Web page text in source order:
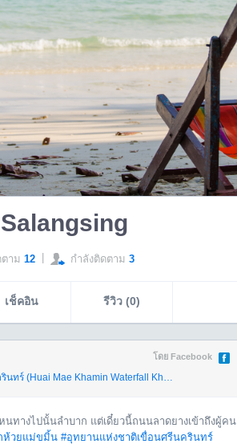
าม 12| กำลังติดตาม 3
เช็คอิน รีวิว (0)
โดย Facebook
Khamin Waterfall Khuean Srinagarindra Na
ทางไปนั้นลำบาก แต่เดี๋ยวนี้ถนนลาดยางเข้าถึงผู้คน
ห้วยแม่ขมิ้น #อุทยานแห่งชาติเขื่อนศรีนครินทร์